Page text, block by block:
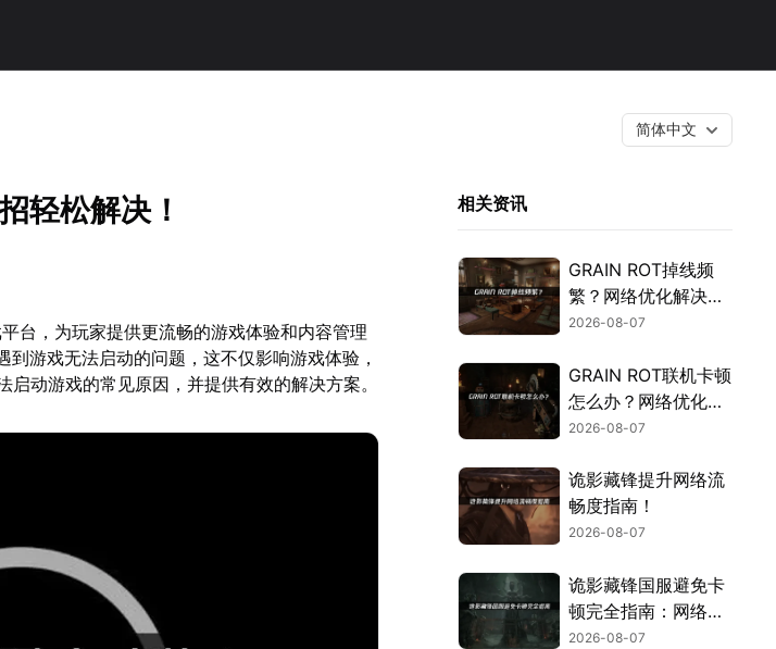
简体中文
轻松解决！
，为玩家提供更流畅的游戏体验和内容管理
游戏无法启动的问题，这不仅影响游戏体验，
动游戏的常见原因，并提供有效的解决方案。
相关资讯
GRAIN ROT掉线频
繁？网络优化解决指
南！
2026-08-07
GRAIN ROT联机卡顿
怎么办？网络优化解
决方案！
2026-08-07
诡影藏锋提升网络流
畅度指南！
2026-08-07
诡影藏锋国服避免卡
顿完全指南：网络优
化与解决技巧！
2026-08-07